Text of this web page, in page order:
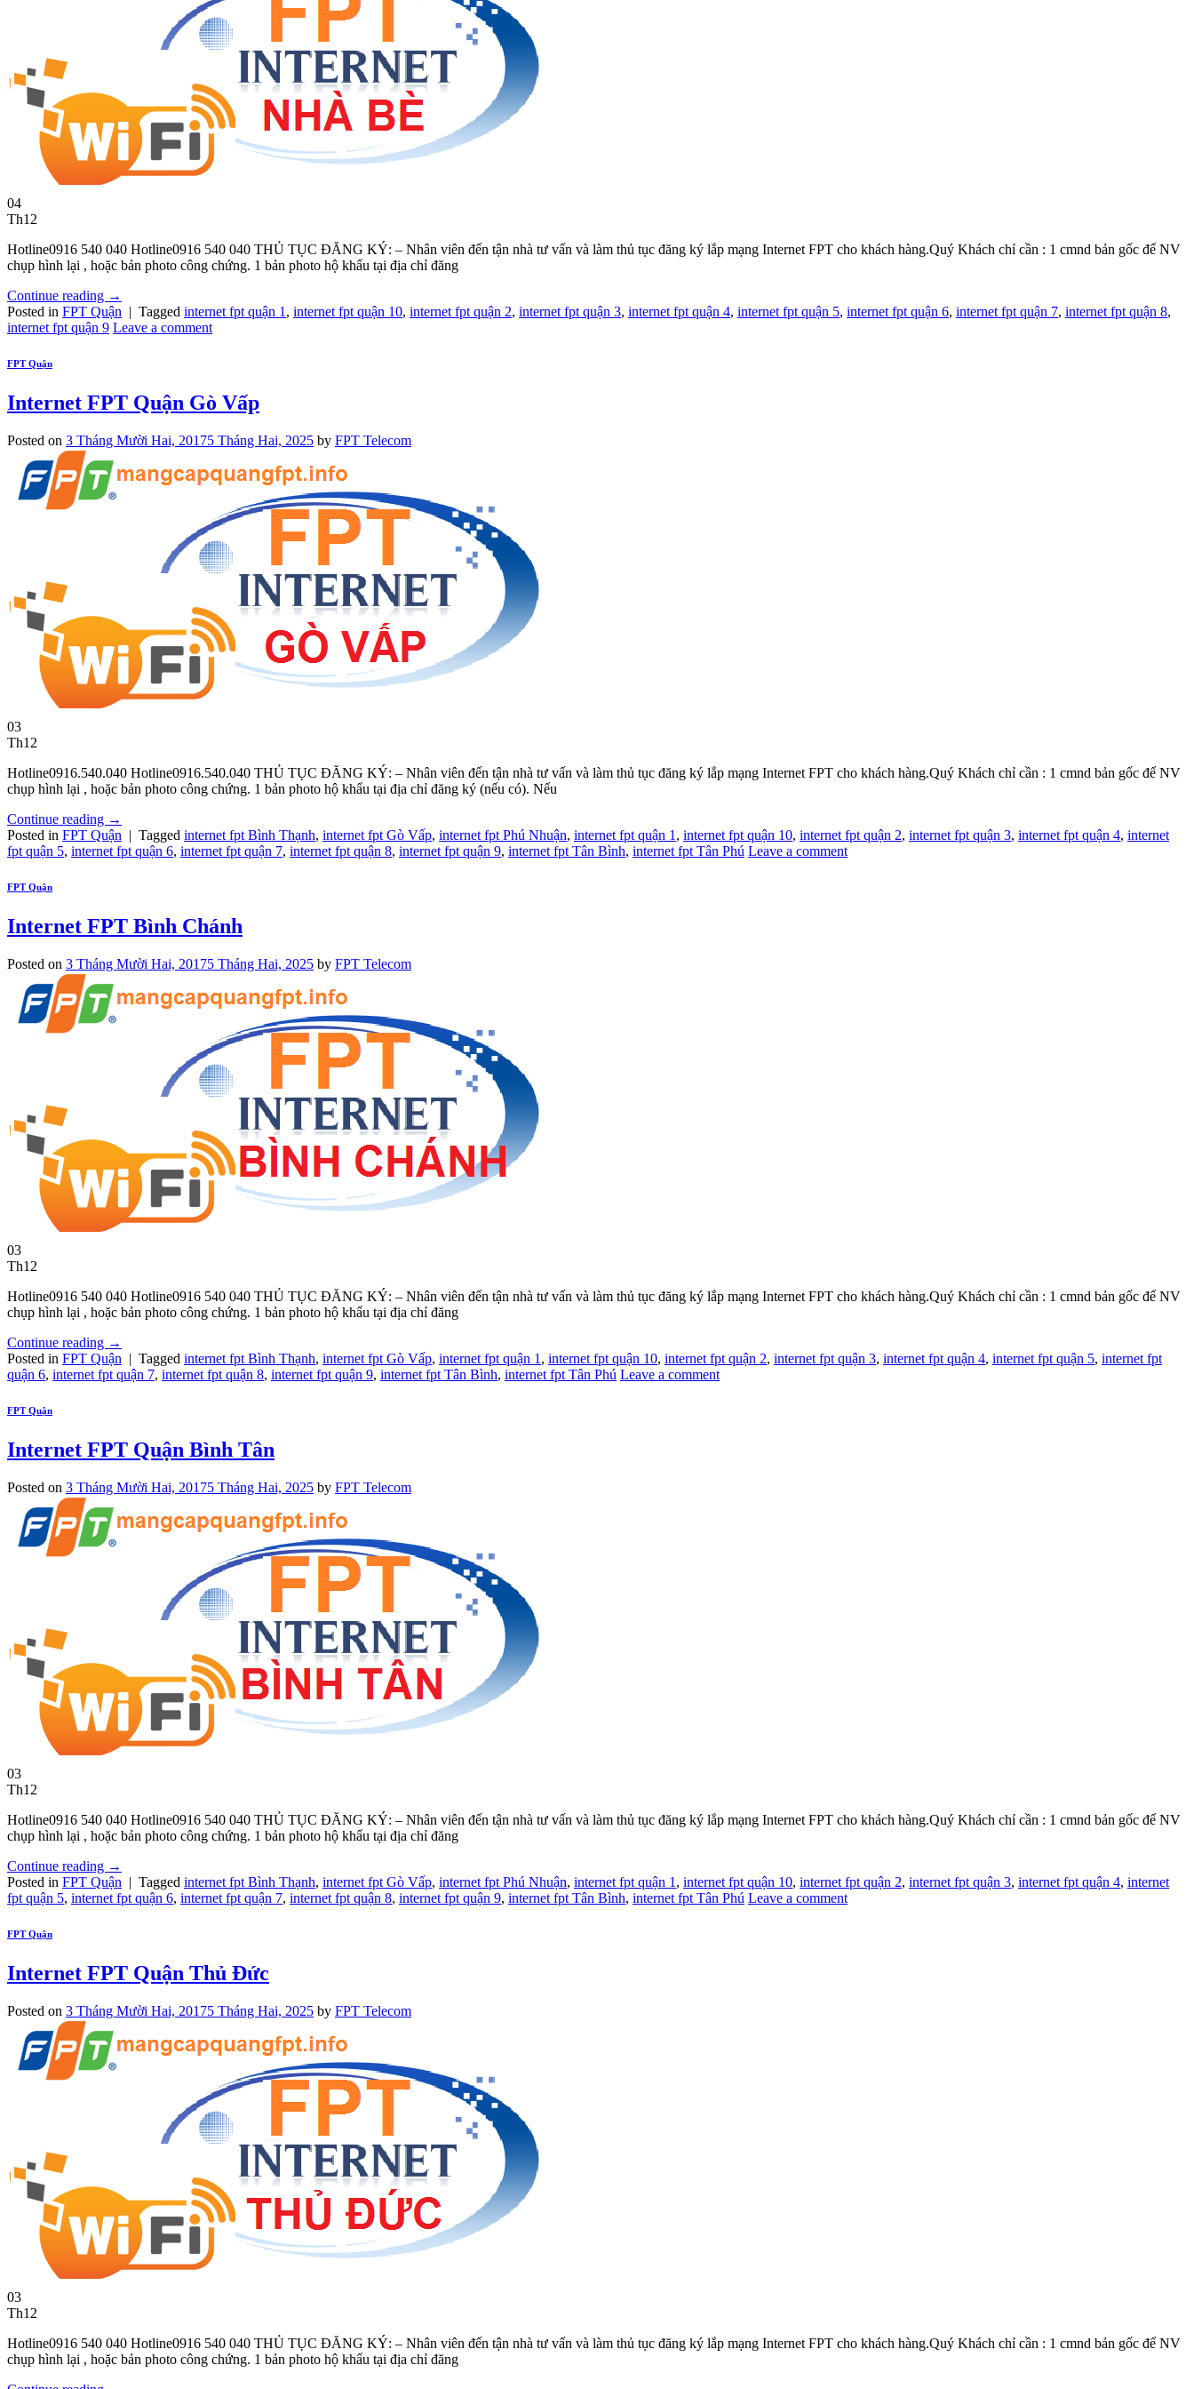
04
Th12
Hotline0916 540 040 Hotline0916 540 040 THỦ TỤC ĐĂNG KÝ: – Nhân viên đến tận nhà tư vấn và làm thủ tục đăng ký lắp mạng Internet FPT cho khách hàng.Quý Khách chỉ cần : 1 cmnd bản gốc để NV
chụp hình lại , hoặc bản photo công chứng. 1 bản photo hộ khẩu tại địa chỉ đăng
Continue reading →
Posted in FPT Quận | Tagged internet fpt quận 1 , internet fpt quận 10, internet fpt quận 2, internet fpt quận 3, internet fpt quận 4, internet fpt quận 5, internet fpt quận 6, internet fpt quận 7, internet fpt quận 8,
internet fpt quận 9 Leave a comment
FPT Quận
Internet FPT Quận Gò Vấp
Posted on 3 Tháng Mười Hai, 20175 Tháng Hai, 2025 by FPT Telecom
03
Th12
Hotline0916.540.040 Hotline0916.540.040 THỦ TỤC ĐĂNG KÝ: – Nhân viên đến tận nhà tư vấn và làm thủ tục đăng ký lắp mạng Internet FPT cho khách hàng.Quý Khách chỉ cần : 1 cmnd bản gốc để NV
chụp hình lại , hoặc bản photo công chứng. 1 bản photo hộ khẩu tại địa chỉ đăng ký (nếu có). Nếu
Continue reading →
Posted in FPT Quận | Tagged internet fpt Bình Thạnh, internet fpt Gò Vấp, internet fpt Phú Nhuận, internet fpt quận 1 , internet fpt quận 10, internet fpt quận 2, internet fpt quận 3, internet fpt quận 4, internet
fpt quận 5, internet fpt quận 6, internet fpt quận 7, internet fpt quận 8, internet fpt quận 9, internet fpt Tân Bình, internet fpt Tân Phú Leave a comment
FPT Quận
Internet FPT Bình Chánh
Posted on 3 Tháng Mười Hai, 20175 Tháng Hai, 2025 by FPT Telecom
03
Th12
Hotline0916 540 040 Hotline0916 540 040 THỦ TỤC ĐĂNG KÝ: – Nhân viên đến tận nhà tư vấn và làm thủ tục đăng ký lắp mạng Internet FPT cho khách hàng.Quý Khách chỉ cần : 1 cmnd bản gốc để NV
chụp hình lại , hoặc bản photo công chứng. 1 bản photo hộ khẩu tại địa chỉ đăng
Continue reading →
Posted in FPT Quận | Tagged internet fpt Bình Thạnh, internet fpt Gò Vấp, internet fpt quận 1 , internet fpt quận 10, internet fpt quận 2, internet fpt quận 3, internet fpt quận 4, internet fpt quận 5, internet fpt
quận 6, internet fpt quận 7, internet fpt quận 8, internet fpt quận 9, internet fpt Tân Bình, internet fpt Tân Phú Leave a comment
FPT Quận
Internet FPT Quận Bình Tân
Posted on 3 Tháng Mười Hai, 20175 Tháng Hai, 2025 by FPT Telecom
03
Th12
Hotline0916 540 040 Hotline0916 540 040 THỦ TỤC ĐĂNG KÝ: – Nhân viên đến tận nhà tư vấn và làm thủ tục đăng ký lắp mạng Internet FPT cho khách hàng.Quý Khách chỉ cần : 1 cmnd bản gốc để NV
chụp hình lại , hoặc bản photo công chứng. 1 bản photo hộ khẩu tại địa chỉ đăng
Continue reading →
Posted in FPT Quận | Tagged internet fpt Bình Thạnh, internet fpt Gò Vấp, internet fpt Phú Nhuận, internet fpt quận 1 , internet fpt quận 10, internet fpt quận 2, internet fpt quận 3, internet fpt quận 4, internet
fpt quận 5, internet fpt quận 6, internet fpt quận 7, internet fpt quận 8, internet fpt quận 9, internet fpt Tân Bình, internet fpt Tân Phú Leave a comment
FPT Quận
Internet FPT Quận Thủ Đức
Posted on 3 Tháng Mười Hai, 20175 Tháng Hai, 2025 by FPT Telecom
03
Th12
Hotline0916 540 040 Hotline0916 540 040 THỦ TỤC ĐĂNG KÝ: – Nhân viên đến tận nhà tư vấn và làm thủ tục đăng ký lắp mạng Internet FPT cho khách hàng.Quý Khách chỉ cần : 1 cmnd bản gốc để NV
chụp hình lại , hoặc bản photo công chứng. 1 bản photo hộ khẩu tại địa chỉ đăng